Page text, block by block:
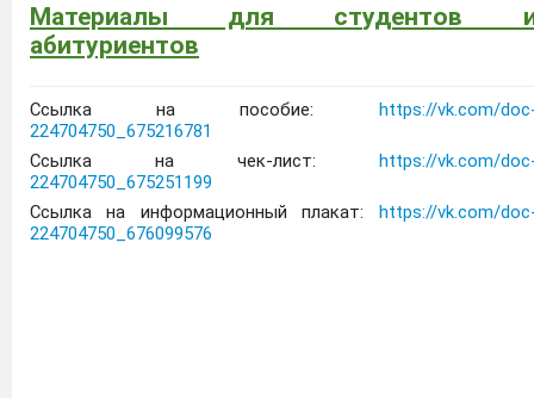
Материалы для студентов
абитуриентов
Ссылка на пособие: https://vk.com/
224704750_675216781
Ссылка на чек-лист: https://vk.com/
224704750_675251199
Ссылка на информационный плакат: https://vk.com/
224704750_676099576